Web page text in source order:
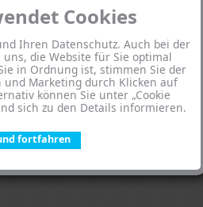
Cookies
Ihren Datenschutz. Auch bei der
die Website für Sie optimal
in Ordnung ist, stimmen Sie der
Marketing durch Klicken auf
können Sie unter „Cookie
sich zu den Details informieren.
fortfahren